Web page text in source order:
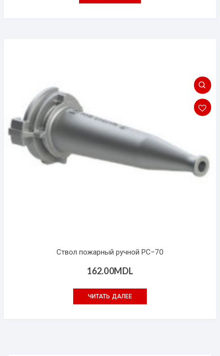
Ствол пожарный ручной РС-70
162.00MDL
ЧИТАТЬ ДАЛЕЕ